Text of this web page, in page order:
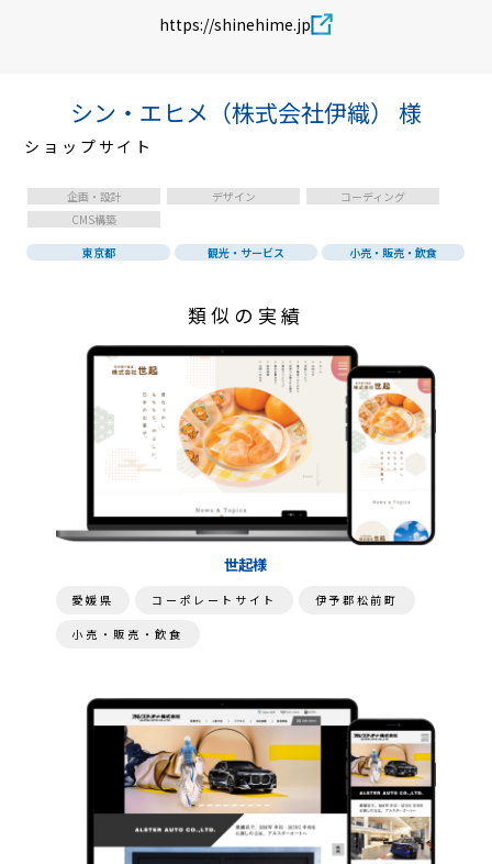
https://shinehime.jp
シン・エヒメ（株式会社伊織） 様
ショップサイト
企画・設計 デザイン
コーディング
CMS構築
東京都
観光・サービス 小売・販売・飲食
類似の実績
世起様
愛媛県 コーポレートサイト 伊予郡松前町
小売・販売・飲食